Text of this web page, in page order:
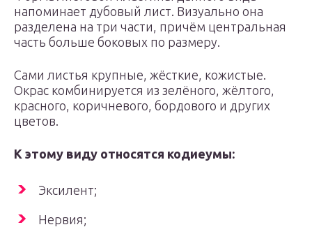
напоминает дубовый лист. Визуально она
разделена на три части, причём центральная
часть больше боковых по размеру.
Сами листья крупные, жёсткие, кожистые.
Окрас комбинируется из зелёного, жёлтого,
красного, коричневого, бордового и других
цветов.
К этому виду относятся кодиеумы:
Эксилент;
Нервия;